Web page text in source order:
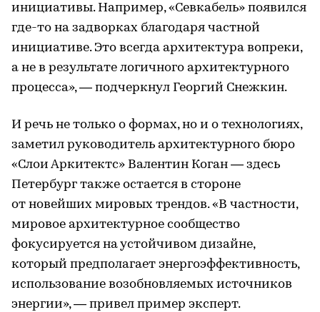
инициативы. Например, «Севкабель» появился
где-то на задворках благодаря частной
инициативе. Это всегда архитектура вопреки,
а не в результате логичного архитектурного
процесса», — подчеркнул Георгий Снежкин.
И речь не только о формах, но и о технологиях,
заметил руководитель архитектурного бюро
«Слои Аркитектс» Валентин Коган — здесь
Петербург также остается в стороне
от новейших мировых трендов. «В частности,
мировое архитектурное сообщество
фокусируется на устойчивом дизайне,
который предполагает энергоэффективность,
использование возобновляемых источников
энергии», — привел пример эксперт.